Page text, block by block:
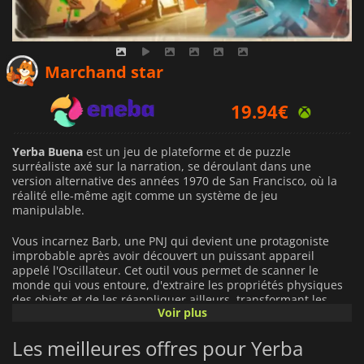
Marchand star
19.94€
20.28€
Yerba Buena est un jeu de plateforme et de puzzle
surréaliste axé sur la narration, se déroulant dans une
version alternative des années 1970 de San Francisco, où la
réalité elle-même agit comme un système de jeu
manipulable.
Vous incarnez Barb, une PNJ qui devient une protagoniste
improbable après avoir découvert un puissant appareil
appelé l'Oscillateur. Cet outil vous permet de scanner le
monde qui vous entoure, d'extraire les propriétés physiques
des objets et de les réappliquer ailleurs, transformant les
éléments environnementaux ordinaires en outils de
Le jeu mêle le jeu de plateforme 3D, la conception d'énigmes
Voir plus
Les meilleures offres pour Yerba